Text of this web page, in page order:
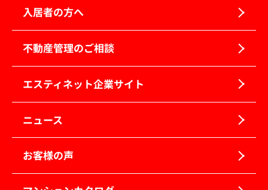
入居者の方へ
不動産管理のご相談
エスティネット企業サイト
ニュース
お客様の声